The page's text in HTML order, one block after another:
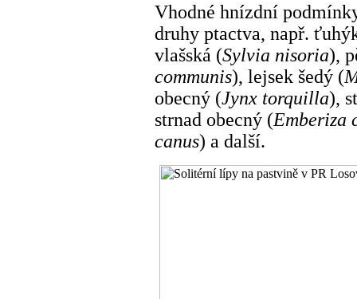
Vhodné hnízdní
druhy ptactva, např.
vlašská (Sylvia nisoria),
communis), lejsek šedý (
obecný (Jynx torquilla),
strnad obecný (Emberiza
canus) a další.